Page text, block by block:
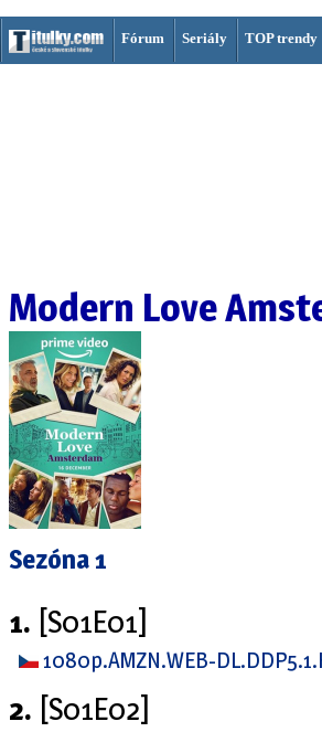
Fórum Seriály TOP trendy
Modern Love
Sezóna 1
1. [S01E01]
1080p.AMZN.WEB-
2. [S01E02]